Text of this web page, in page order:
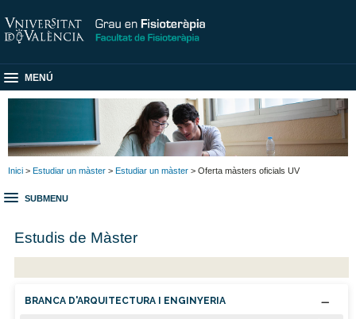
MENÚ
Inici > Estudiar un màster > Estudiar un màster > Oferta màsters oficials UV
SUBMENU
Estudis de Màster
BRANCA D'ARQUITECTURA I ENGINYERIA